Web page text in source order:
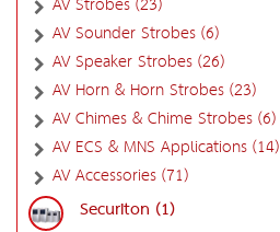
AV Sounder Strobes (6)
AV Speaker Strobes (26)
AV Horn & Horn Strobes (23)
AV Chimes & Chime Strobes (6)
AV ECS & MNS Applications (14)
AV Accessories (71)
Securiton (1)